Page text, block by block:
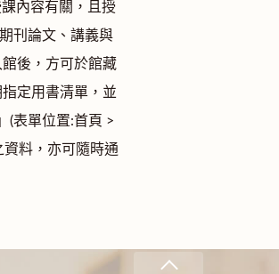
內容有關，且授
刊論文、講義與
後，方可於館藏
定用書清單，並
(表單位置:首頁 >
料，亦可隨時通